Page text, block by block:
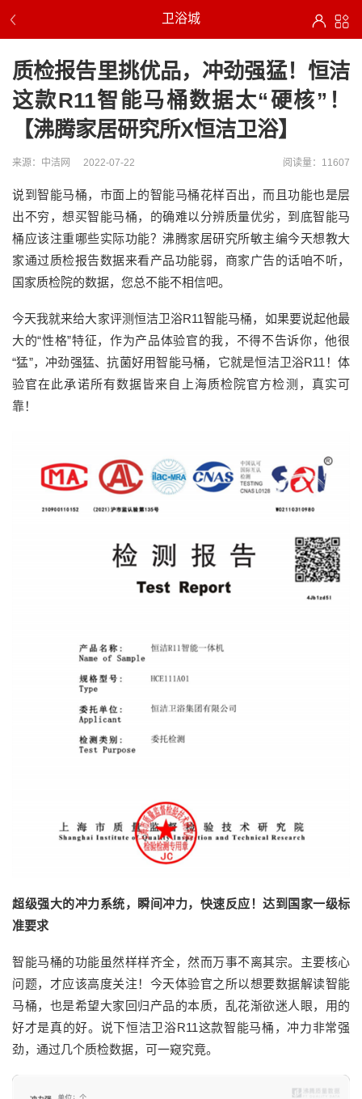
卫浴城
质检报告里挑优品，冲劲强猛！恒洁
这款R11智能马桶数据太“硬核”！
【沸腾家居研究所X恒洁卫浴】
来源：中洁网 2022-07-22 阅读量：11607
说到智能马桶，市面上的智能马桶花样百出，而且功能也是层
出不穷，想买智能马桶，的确难以分辨质量优劣，到底智能马
桶应该注重哪些实际功能？沸腾家居研究所敏主编今天想教大
家通过质检报告数据来看产品功能弱，商家广告的话咱不听，
国家质检院的数据，您总不能不相信吧。
今天我就来给大家评测恒洁卫浴R11智能马桶，如果要说起他最
大的“性格”特征，作为产品体验官的我，不得不告诉你，他很
“猛”，冲劲强猛、抗菌好用智能马桶，它就是恒洁卫浴R11！体
验官在此承诺所有数据皆来自上海质检院官方检测，真实可
靠！
超级强大的冲力系统，瞬间冲力，快速反应！达到国家一级标
准要求
智能马桶的功能虽然样样齐全，然而万事不离其宗。主要核心
问题，才应该高度关注！今天体验官之所以想要数据解读智能
马桶，也是希望大家回归产品的本质，乱花渐欲迷人眼，用的
好才是真的好。说下恒洁卫浴R11这款智能马桶，冲力非常强
劲，通过几个质检数据，可一窥究竟。